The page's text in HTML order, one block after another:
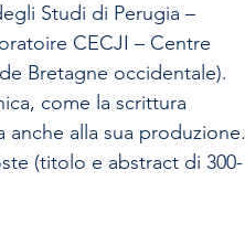
Studi di Perugia –
CECJI – Centre
Bretagne occidentale).
come la scrittura
alla sua produzione.
(titolo e abstract di 300-